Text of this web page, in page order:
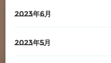
2023年6月
2023年5月